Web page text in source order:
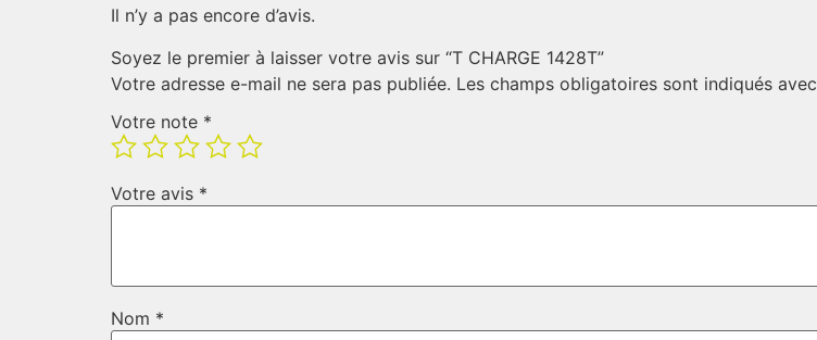
Il n’y a pas encore d’avis.
Soyez le premier à laisser votre avis sur “T CHARGE 1428T”
Votre adresse e-mail ne sera pas publiée. Les champs obligatoires sont indiqués avec
Votre note *
Votre avis *
Nom *